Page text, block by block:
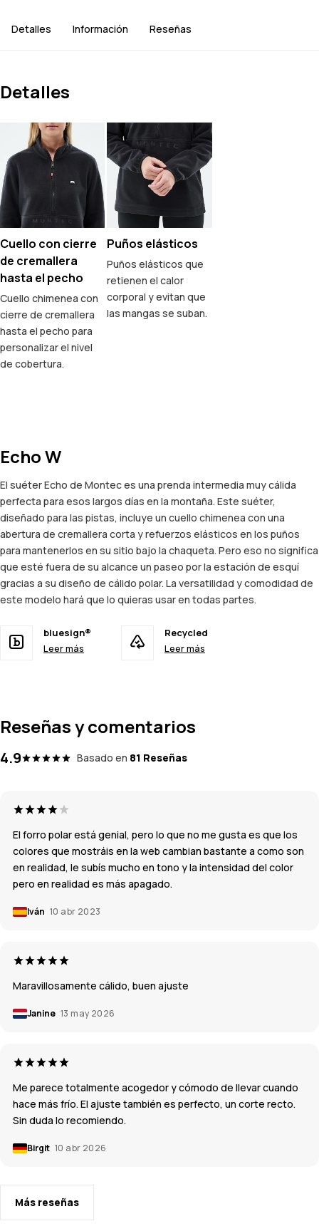
Detalles Información Reseñas
Detalles
Cuello con cierre
de cremallera
hasta el pecho
Cuello chimenea con
cierre de cremallera
hasta el pecho para
personalizar el nivel
de cobertura.
Puños elásticos
Puños elásticos que
retienen el calor
corporal y evitan que
las mangas se suban.
Echo W
El suéter Echo de Montec es una prenda intermedia muy cálida
perfecta para esos largos días en la montaña. Este suéter,
diseñado para las pistas, incluye un cuello chimenea con una
abertura de cremallera corta y refuerzos elásticos en los puños
para mantenerlos en su sitio bajo la chaqueta. Pero eso no significa
que esté fuera de su alcance un paseo por la estación de esquí
gracias a su diseño de cálido polar. La versatilidad y comodidad de
este modelo hará que lo quieras usar en todas partes.
bluesign®
Leer más
Recycled
Leer más
Reseñas y comentarios
4.9 Basado en 81 Reseñas
El forro polar está genial, pero lo que no me gusta es que los
colores que mostráis en la web cambian bastante a como son
en realidad, le subís mucho en tono y la intensidad del color
pero en realidad es más apagado.
Iván 10 abr 2023
Maravillosamente cálido, buen ajuste
Janine 13 may 2026
Me parece totalmente acogedor y cómodo de llevar cuando
hace más frío. El ajuste también es perfecto, un corte recto.
Sin duda lo recomiendo.
Birgit 10 abr 2026
Más reseñas